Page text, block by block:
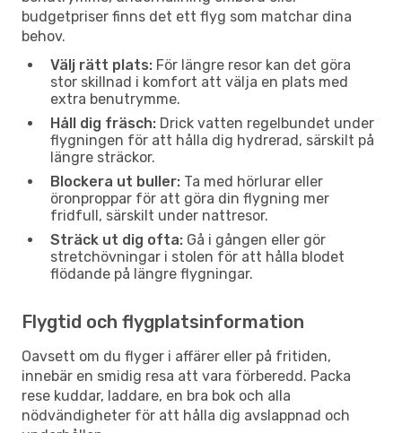
budgetpriser finns det ett flyg som matchar dina
behov.
Välj rätt plats: För längre resor kan det göra
stor skillnad i komfort att välja en plats med
extra benutrymme.
Håll dig fräsch: Drick vatten regelbundet under
flygningen för att hålla dig hydrerad, särskilt på
längre sträckor.
Blockera ut buller: Ta med hörlurar eller
öronproppar för att göra din flygning mer
fridfull, särskilt under nattresor.
Sträck ut dig ofta: Gå i gången eller gör
stretchövningar i stolen för att hålla blodet
flödande på längre flygningar.
Flygtid och flygplatsinformation
Oavsett om du flyger i affärer eller på fritiden,
innebär en smidig resa att vara förberedd. Packa
rese kuddar, laddare, en bra bok och alla
nödvändigheter för att hålla dig avslappnad och